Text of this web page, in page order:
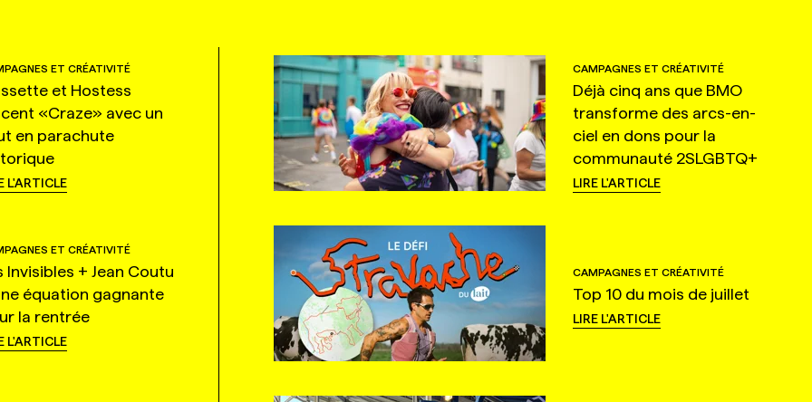
ET CRÉATIVITÉ
et Hostess
«Craze» avec un
en parachute
L'ARTICLE
CAMPAGNES ET CRÉATIVITÉ
Déjà cinq ans que BMO
transforme des arcs-en-
ciel en dons pour la
communauté 2SLGBTQ+
LIRE L'ARTICLE
ET CRÉATIVITÉ
Invisibles + Jean Coutu
équation gagnante
la rentrée
L'ARTICLE
CAMPAGNES ET CRÉATIVITÉ
Top 10 du mois de juillet
LIRE L'ARTICLE